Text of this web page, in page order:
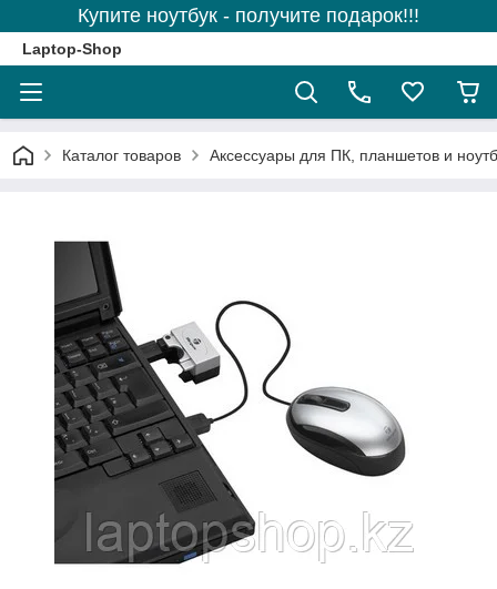
Купите ноутбук - получите подарок!!!
Laptop-Shop
Каталог товаров Аксессуары для ПК, планшетов и